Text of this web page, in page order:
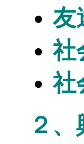
友
社
社
２